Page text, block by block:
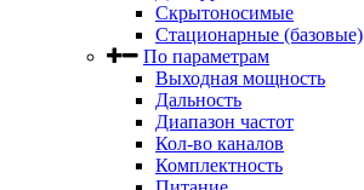
Скрытоносимые
Стационарные (базовые)
По параметрам
Выходная мощность
Дальность
Диапазон частот
Кол-во каналов
Комплектность